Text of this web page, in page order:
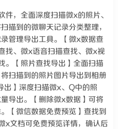
，全面深度扫描微x的照片、
描到的微聊天记录分类整理，
管理导出工具。【微x数据查
找、微x语音扫描查找、微x视
。【照片查找导出】全面扫描
扫描到的照片图片导出到相册
出】深度扫描微x、Q中的照
导出。【删除微x数据】可将
【微信数据免费预览】查找到
x文档可免费预览详情，确认后